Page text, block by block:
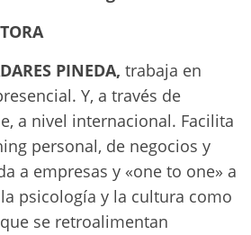
PINEDA, trabaja en
Y, a través de
a nivel internacional. Facilita
personal, de negocios y
a empresas y «one to one» a
psicología y la cultura como
se retroalimentan